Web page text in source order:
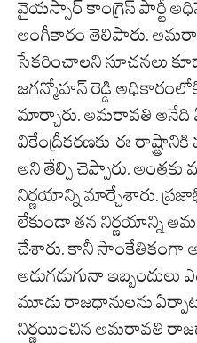
వైయస్సార్ కాంగ్రెస్ పార్టీ
అంగీకారం తెలిపారు.
సేకరించాలని సూచనలు
జగన్మోహన్ రెడ్డి
మార్చారు. అమరావతి అనేది
వికేంద్రీకరణకు ఈ
అని తేల్చి చెప్పారు. అంతకు
నిర్ణయాన్ని మార్చేశారు.
లేకుండా తన నిర్ణయాన్ని
చేశారు. కానీ సాంకేతికంగా
అడుగడుగునా
మూడు రాజధానులను
నిర్ణయించిన అమరావతి